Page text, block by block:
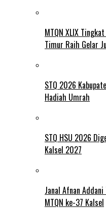
MTQN XLIX
Timur Raih Gelar
STQ 2026
Hadiah Umrah
STQ HSU 2026
Kalsel 2027
Janal Afnan
MTQN ke-37 Kalsel